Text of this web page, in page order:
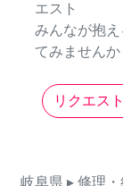
エスト
みんなが抱
てみませんか
リクエス
岐阜県 ▸ 修理・